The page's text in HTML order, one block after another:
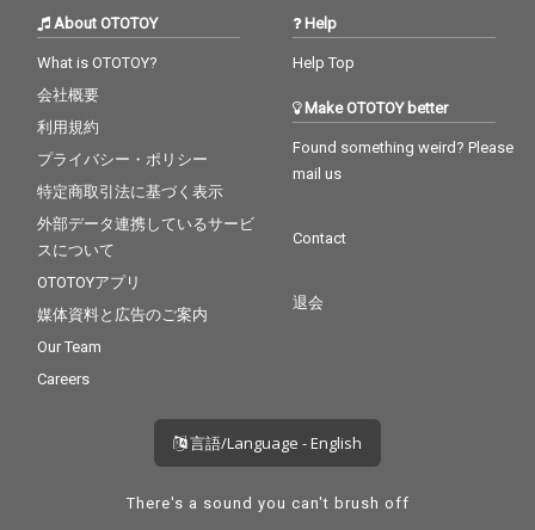
About OTOTOY
What is OTOTOY?
会社概要
利用規約
プライバシー・ポリシー
特定商取引法に基づく表示
外部データ連携しているサービ
スについて
OTOTOYアプリ
媒体資料と広告のご案内
Our Team
Careers
Help
Help Top
Make OTOTOY better
Found something weird? Please
mail us
Contact
退会
言語/Language - English
There's a sound you can't brush off